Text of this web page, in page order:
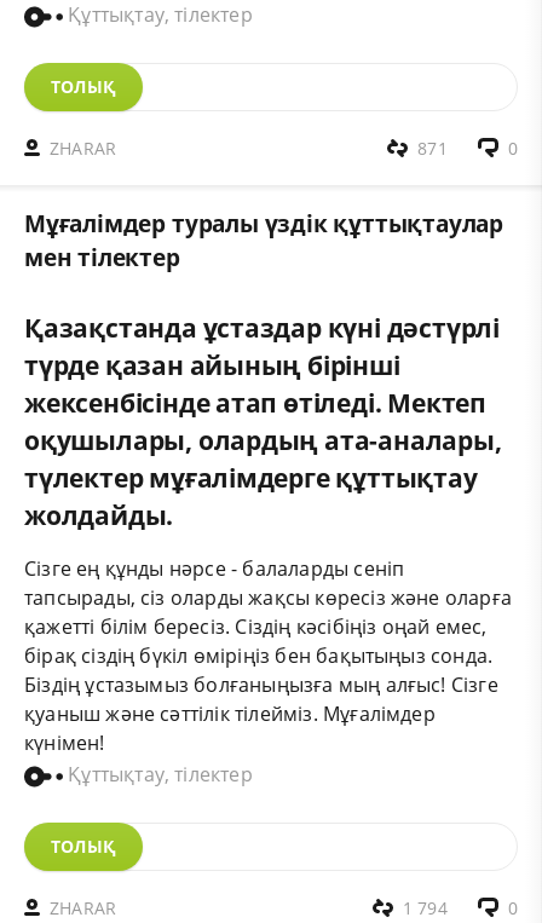
Құттықтау, тілектер
ТОЛЫҚ
ZHARAR 0
871
Мұғалімдер туралы үздік құттықтаулар
мен тілектер
Қазақстанда ұстаздар күні дәстүрлі
түрде қазан айының бірінші
жексенбісінде атап өтіледі. Мектеп
оқушылары, олардың ата-аналары,
түлектер мұғалімдерге құттықтау
жолдайды.
Сізге ең құнды нәрсе - балаларды сеніп
тапсырады, сіз оларды жақсы көресіз және оларға
қажетті білім бересіз. Сіздің кәсібіңіз оңай емес,
бірақ сіздің бүкіл өміріңіз бен бақытыңыз сонда.
Біздің ұстазымыз болғаныңызға мың алғыс! Сізге
қуаныш және сәттілік тілейміз. Мұғалімдер
күнімен!
Құттықтау, тілектер
ТОЛЫҚ
ZHARAR 0
1 794